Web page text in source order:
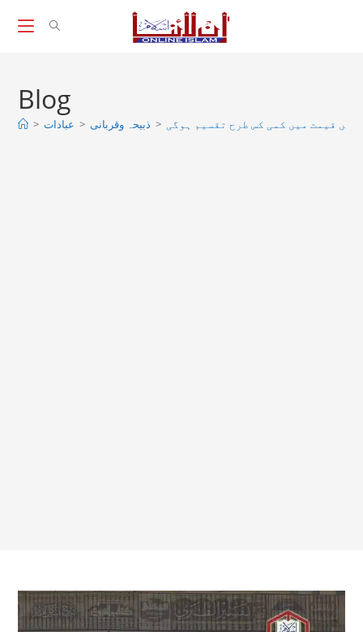
Blog
> عبادات > ذبیحہ وقربانی > قیمت میں کمی کس طرح تقسیم ہوگی